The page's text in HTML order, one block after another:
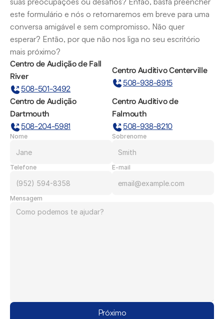
este formulário e nós o retornaremos em breve para uma
conversa amigável e sem compromisso. Não quer
esperar? Então, por que não nos liga no seu escritório
mais próximo?
Centro de Audição de Fall
River
508-501-3492
Centro Auditivo Centerville
508-938-8915
Centro de Audição
Dartmouth
508-204-5981
Centro Auditivo de
Falmouth
508-938-8210
Nome Sobrenome
Telefone E-mail
Mensagem
Próximo